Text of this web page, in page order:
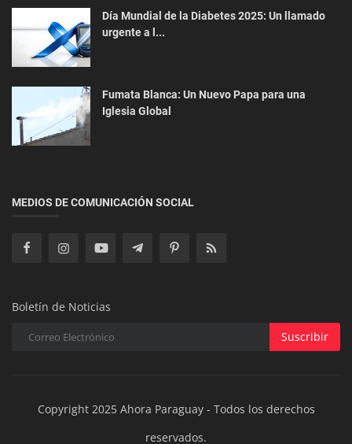
Empresariales
La tercerización de servicios en Paraguay: clave
para la eficiencia, r...
Día Mundial de la Diabetes 2025: Un llamado
urgente a l...
Fumata Blanca: Un Nuevo Papa para una
Iglesia Global
MEDIOS DE COMUNICACIÓN SOCIAL
Boletín de Noticias
Suscribir
Copyright 2025 Ahora Paraguay - Todos los derechos
reservados.